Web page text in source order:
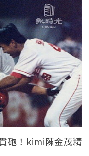
砲！kimi陳金茂精